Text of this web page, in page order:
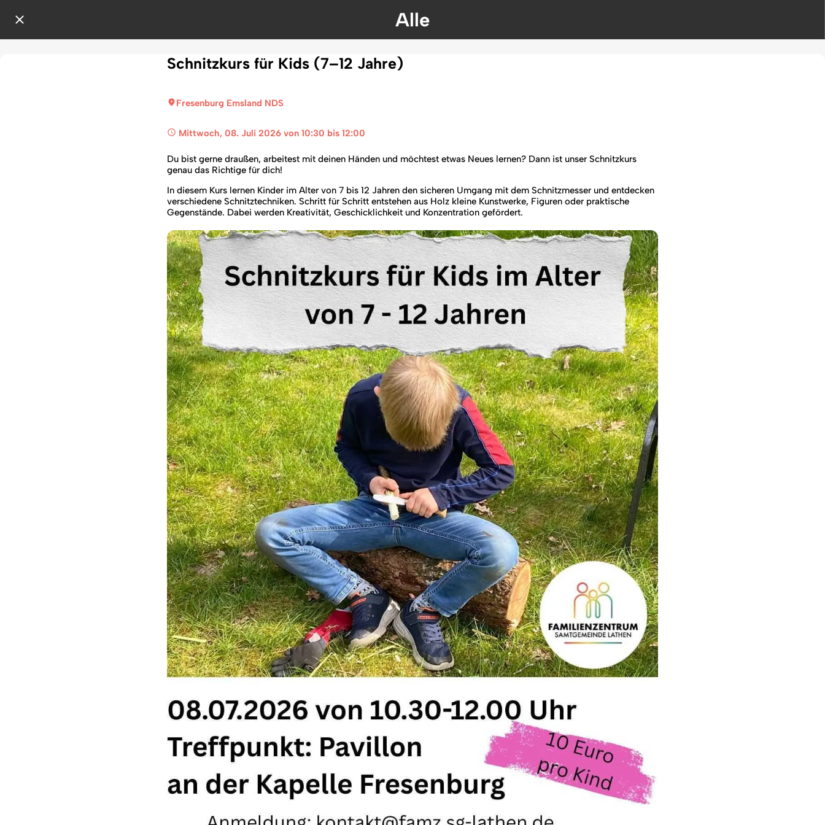
Alle
Schnitzkurs für Kids (7–12 Jahre)
Fresenburg Emsland NDS
Mittwoch, 08. Juli 2026 von 10:30 bis 12:00
Du bist gerne draußen, arbeitest mit deinen Händen und möchtest etwas Neues lernen? Dann ist unser Schnitzkurs
genau das Richtige für dich!
In diesem Kurs lernen Kinder im Alter von 7 bis 12 Jahren den sicheren Umgang mit dem Schnitzmesser und entdecken
verschiedene Schnitztechniken. Schritt für Schritt entstehen aus Holz kleine Kunstwerke, Figuren oder praktische
Gegenstände. Dabei werden Kreativität, Geschicklichkeit und Konzentration gefördert.